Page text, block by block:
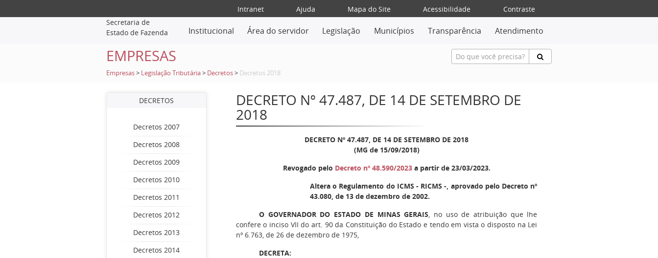
Intranet Ajuda Mapa do Site Acessibilidade
Contraste
Secretaria de
Estado de Fazenda
Institucional Área do servidor Legislação Municípios Transparência Atendimento
EMPRESAS
Empresas > Legislação Tributária > Decretos > Decretos 2018
DECRETOS
Decretos 2007
Decretos 2008
Decretos 2009
Decretos 2010
Decretos 2011
Decretos 2012
Decretos 2013
Decretos 2014
DECRETO Nº 47.487, DE 14 DE SETEMBRO DE
2018
DECRETO Nº 47.487, DE 14 DE SETEMBRO DE 2018
(MG de 15/09/2018)
Revogado pelo Decreto nº 48.590/2023a partir de 23/03/2023.
Altera o Regulamento do ICMS - RICMS -, aprovado pelo Decreto nº
43.080, de 13 de dezembro de 2002.
O GOVERNADOR DO ESTADO DE MINAS GERAIS, no uso de atribuição que lhe
confere o inciso VII do art. 90 da Constituição do Estado e tendo em vista o disposto na Lei
nº 6.763, de 26 de dezembro de 1975,
DECRETA: